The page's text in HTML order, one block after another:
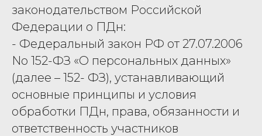
законодательством Российской
Федерации о ПДн:
- Федеральный закон РФ от 27.07.2006
No 152-ФЗ «О персональных данных»
(далее – 152- ФЗ), устанавливающий
основные принципы и условия
обработки ПДн, права, обязанности и
ответственность участников